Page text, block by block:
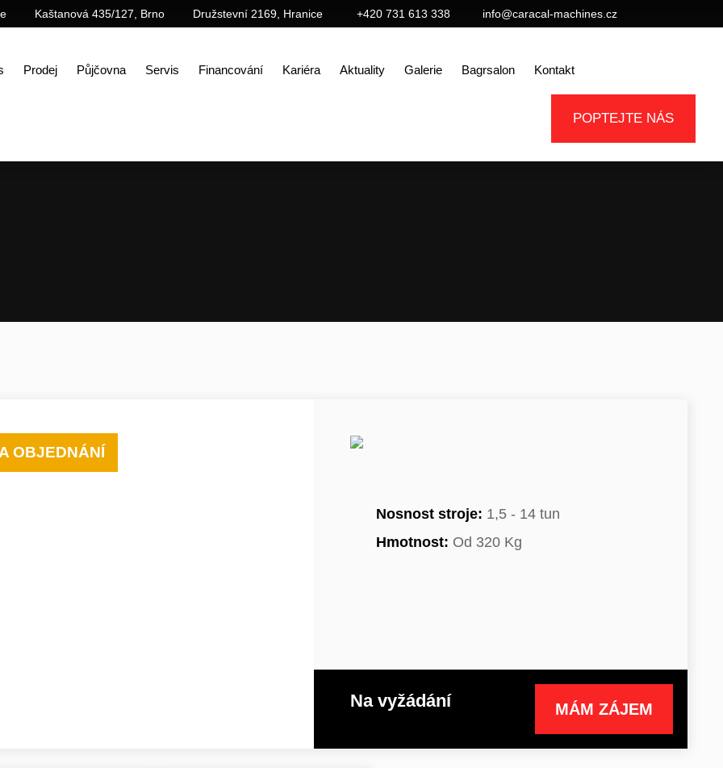
+420 731 613 338 info@caracal-machines.cz
Kaštanová 435/127, Brno Družstevní 2169, Hranice
Prodej Půjčovna Servis Financování Kariéra Aktuality Galerie Bagrsalon Kontakt
POPTEJTE NÁS
OBJEDNÁNÍ
Nosnost stroje: 1,5 - 14 tun
Hmotnost: Od 320 Kg
Na vyžádání MÁM ZÁJEM